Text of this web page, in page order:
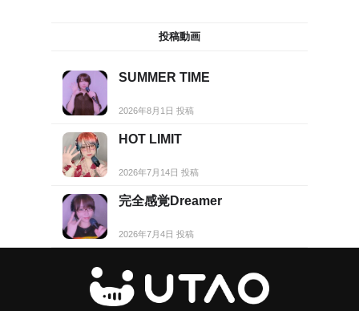
投稿動画
SUMMER TIME
2026年8月1日 投稿
HOT LIMIT
2026年7月14日 投稿
完全感覚Dreamer
2026年7月4日 投稿